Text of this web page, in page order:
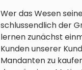
Wer das Wesen
schlussendlich der
lernen zunächst
Kunden unserer
Mandanten zu